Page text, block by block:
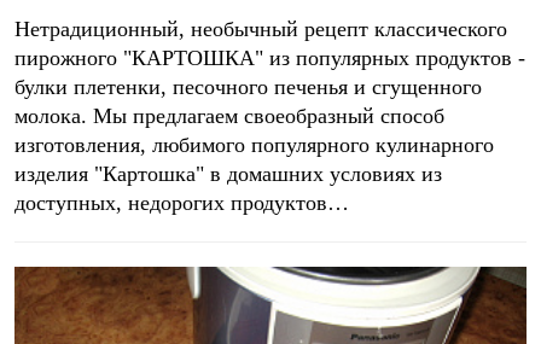
Нетрадиционный, необычный рецепт классического
пирожного "КАРТОШКА" из популярных продуктов -
булки плетенки, песочного печенья и сгущенного
молока. Мы предлагаем своеобразный способ
изготовления, любимого популярного кулинарного
изделия "Картошка" в домашних условиях из
доступных, недорогих продуктов…